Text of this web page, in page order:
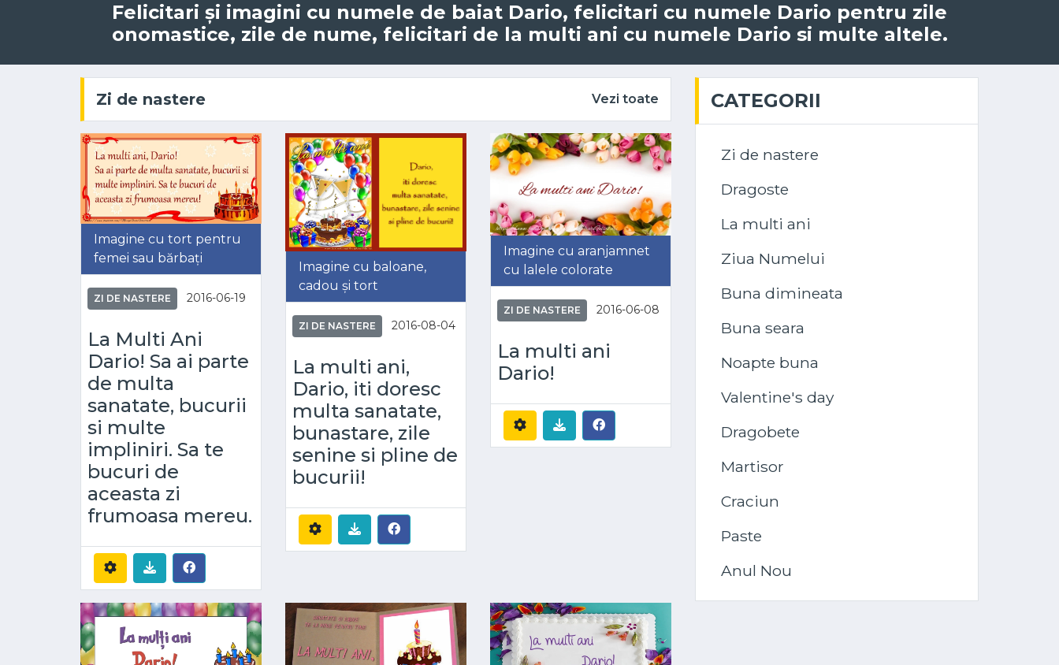
Felicitari și imagini cu numele de baiat Dario, felicitari cu numele Dario pentru zile
onomastice, zile de nume, felicitari de la multi ani cu numele Dario si multe altele.
Zi de nastere Vezi toate
Imagine cu tort pentru
femei sau bărbați
ZI DE NASTERE 2016-06-19
La Multi Ani
Dario! Sa ai parte
de multa
sanatate, bucurii
si multe
impliniri. Sa te
bucuri de
aceasta zi
frumoasa mereu.
Imagine cu baloane,
cadou și tort
ZI DE NASTERE 2016-08-04
La multi ani,
Dario, iti doresc
multa sanatate,
bunastare, zile
senine si pline de
bucurii!
Imagine cu aranjamnet
cu lalele colorate
ZI DE NASTERE 2016-06-08
La multi ani
Dario!
CATEGORII
Zi de nastere
Dragoste
La multi ani
Ziua Numelui
Buna dimineata
Buna seara
Noapte buna
Valentine's day
Dragobete
Martisor
Craciun
Paste
Anul Nou